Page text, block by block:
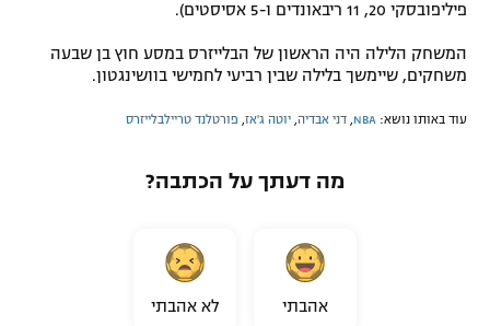
פיליפובסקי 20, 11 ריבאונדים ו-5 אסיסטים).
המשחק הלילה היה הראשון של הבלייזרס במסע חוץ בן שבעה
משחקים, שיימשך בלילה שבין רביעי לחמישי בוושינגטון.
עוד באותו נושא: NBA
, דני אבדיה, יוטה ג'אז, פורטלנד טריילבלייזרס
מה דעתך על הכתבה?
אהבתי לא אהבתי